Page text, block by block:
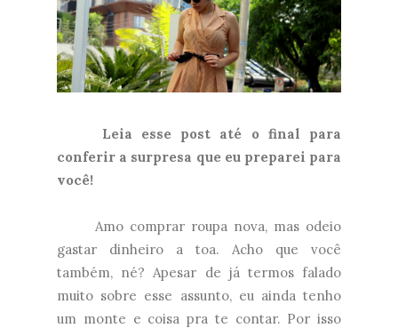
Leia esse post até o final para
conferir a surpresa que eu preparei para
você!
Amo comprar roupa nova, mas odeio
gastar dinheiro a toa. Acho que você
também, né? Apesar de já termos falado
muito sobre esse assunto, eu ainda tenho
um monte e coisa pra te contar. Por isso